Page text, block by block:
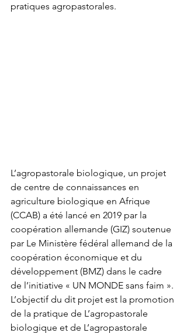
pratiques agropastorales.
L’agropastorale biologique, un projet
de centre de connaissances en
agriculture biologique en Afrique
(CCAB) a été lancé en 2019 par la
coopération allemande (GIZ) soutenue
par Le Ministère fédéral allemand de la
coopération économique et du
développement (BMZ) dans le cadre
de l’initiative « UN MONDE sans faim ».
L’objectif du dit projet est la promotion
de la pratique de L’agropastorale
biologique et de L’agropastorale